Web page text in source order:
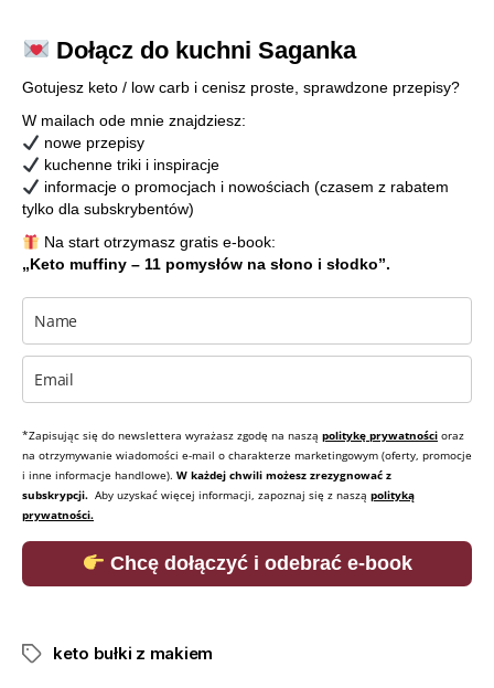
Dołącz do kuchni Saganka
Gotujesz keto / low carb i cenisz proste, sprawdzone przepisy?
W mailach ode mnie znajdziesz:
nowe przepisy
kuchenne triki i inspiracje
informacje o promocjach i nowościach (czasem z rabatem
tylko dla subskrybentów)
Na start otrzymasz gratis e-book:
„Keto muffiny – 11 pomysłów na słono i słodko”.
*Zapisując się do newslettera wyrażasz zgodę na naszą politykę prywatności oraz
na otrzymywanie wiadomości e-mail o charakterze marketingowym (oferty, promocje
i inne informacje handlowe). W każdej chwili możesz zrezygnować z
subskrypcji. Aby uzyskać więcej informacji, zapoznaj się z naszą polityką
prywatności.
Chcę dołączyć i odebrać e-book
keto bułki z makiem